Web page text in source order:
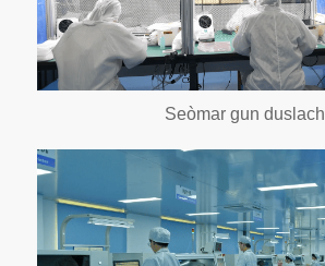
Seòmar gun duslach